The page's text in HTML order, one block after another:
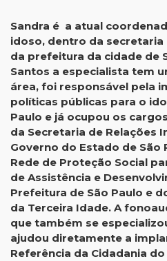
Sandra é a atual
idoso, dentro da
da prefeitura da cidade de
Santos a especialista tem
área, foi responsável pela
políticas públicas para o
Paulo e já ocupou os
da Secretaria de Relações
Governo do Estado de São
Rede de Proteção Social
de Assistência e
Prefeitura de São Paulo e
da Terceira Idade. A
que também se
ajudou diretamente a
Referência da Cidadania